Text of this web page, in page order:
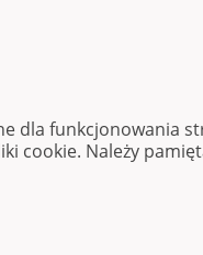
dla funkcjonowania
cookie. Należy